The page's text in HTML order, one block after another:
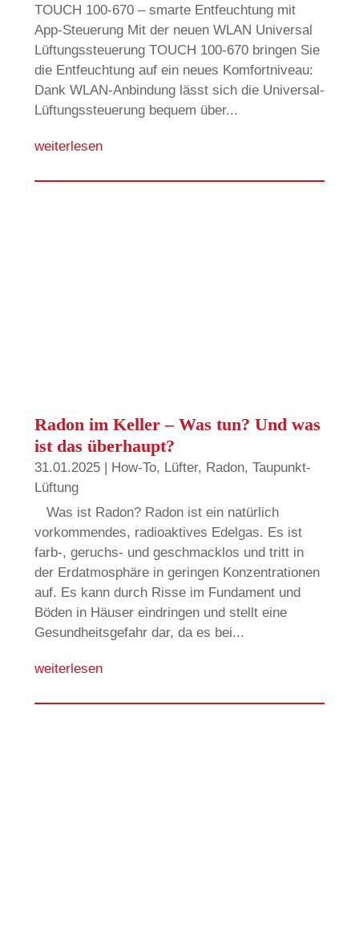
TOUCH 100-670 – smarte Entfeuchtung mit
App-Steuerung Mit der neuen WLAN Universal
Lüftungssteuerung TOUCH 100-670 bringen Sie
die Entfeuchtung auf ein neues Komfortniveau:
Dank WLAN-Anbindung lässt sich die Universal-
Lüftungssteuerung bequem über...
weiterlesen
Radon im Keller – Was tun? Und was
ist das überhaupt?
31.01.2025| How-To, Lüfter, Radon, Taupunkt-
Lüftung
Was ist Radon? Radon ist ein natürlich
vorkommendes, radioaktives Edelgas. Es ist
farb-, geruchs- und geschmacklos und tritt in
der Erdatmosphäre in geringen Konzentrationen
auf. Es kann durch Risse im Fundament und
Böden in Häuser eindringen und stellt eine
Gesundheitsgefahr dar, da es bei...
weiterlesen